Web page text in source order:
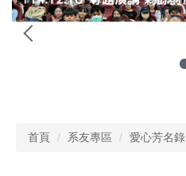
容
首頁 系友專區 愛心芳名錄